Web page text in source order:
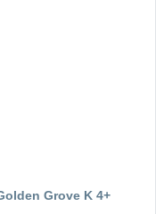
Grove K 4+